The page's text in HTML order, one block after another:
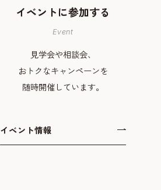
イベントに参加する
Event
見学会や相談会、
おトクなキャンペーンを
随時開催しています。
イベント情報